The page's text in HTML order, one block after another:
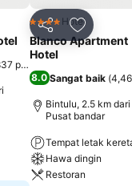
favorit
penilaian
Kongsi Tambah
4 BintangHotel
Blanco Apartment
Hotel
8.0Sangat baik (
Bintulu, 2.5 km dari
Pusat bandar
Tempat letak
Hawa dingin
Restoran